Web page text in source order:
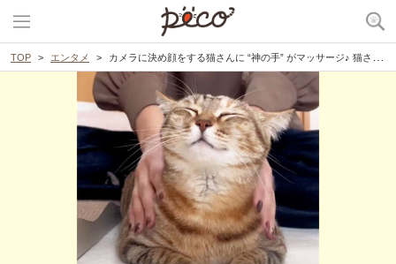
TOP エンタメ カメラに決め顔をする猫さんに “神の手” がマッサージ♪ 猫さんはいつまで表情をキープできるのか！？